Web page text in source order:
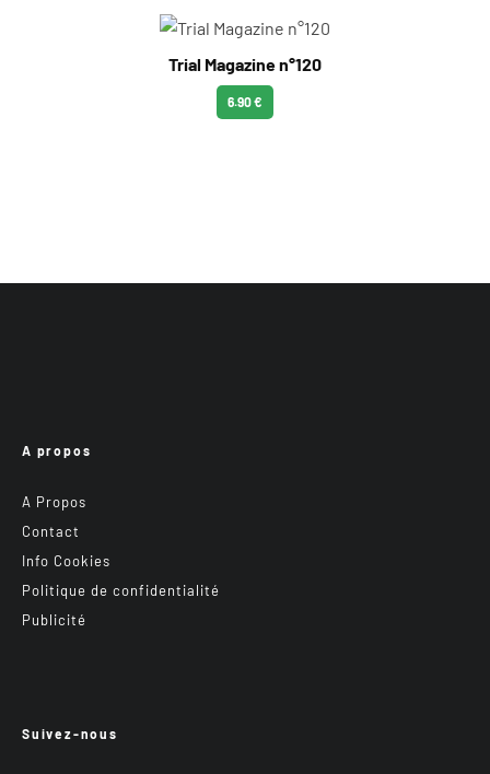
Trial Magazine n°120
6.90 €
A propos
A Propos
Contact
Info Cookies
Politique de confidentialité
Publicité
Suivez-nous